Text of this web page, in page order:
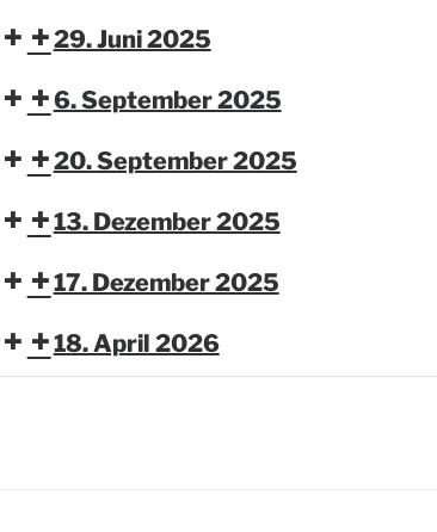
29. Juni 2025
6. September 2025
20. September 2025
13. Dezember 2025
17. Dezember 2025
18. April 2026